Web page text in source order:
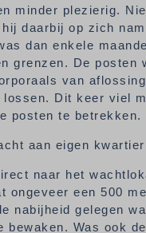
minder plezierig.
daarbij op zich
dan enkele
grenzen. De
van
lossen. Dit keer viel
posten te betrekken.
aan eigen
naar het
ongeveer een 500
nabijheid gelegen
bewaken. Was ook